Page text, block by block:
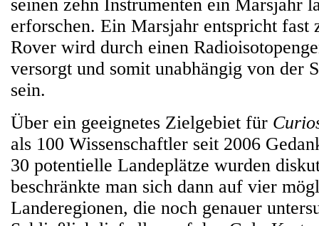
seinen zehn Instrumenten ein Marsjahr
erforschen. Ein Marsjahr entspricht fast
Rover wird durch einen
versorgt und somit unabhängig von der
sein.
Über ein geeignetes Zielgebiet für
als 100 Wissenschaftler seit 2006
30 potentielle Landeplätze wurden
beschränkte man sich dann auf vier
Landeregionen, die noch genauer